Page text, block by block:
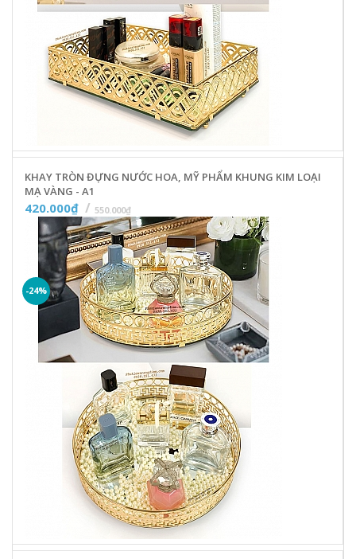
-24%
KHAY TRÒN ĐỰNG NƯỚC HOA, MỸ PHẨM KHUNG KIM LOẠI
MẠ VÀNG - A1
420.000₫ 550.000₫